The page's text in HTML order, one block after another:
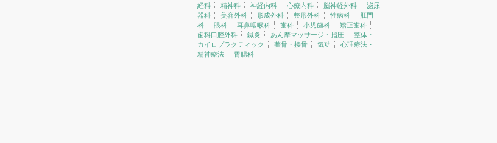
経科
精神科 神経内科 心療内科 脳神経外科
泌尿
器科
美容外科 形成外科 整形外科 性病科
肛門
科
眼科 耳鼻咽喉科 歯科 小児歯科
矯正歯科
歯科口腔外科
鍼灸 あん摩マッサージ・指圧
整体・
カイロプラクティック
整骨・接骨 気功
心理療法・
精神療法
胃腸科